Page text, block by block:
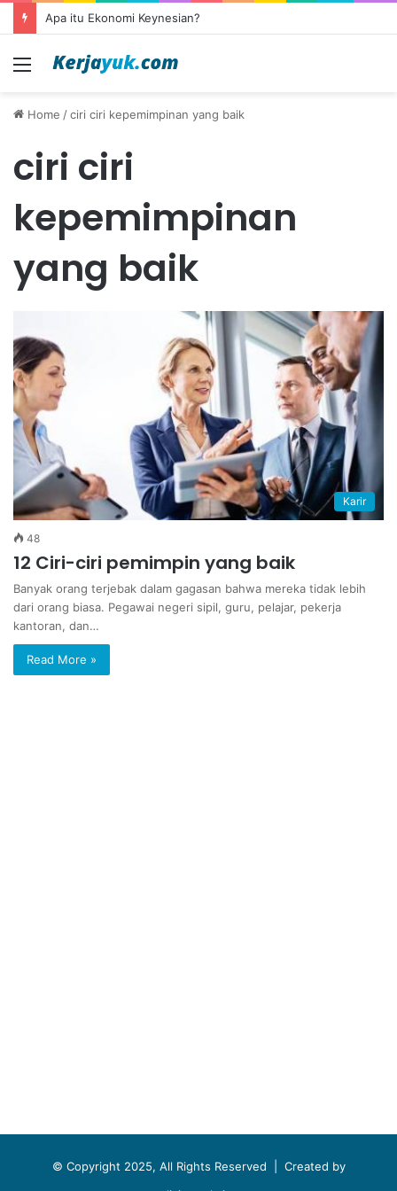
Apa itu Ekonomi Keynesian?
Menu
Home /ciri ciri kepemimpinan yang baik
ciri ciri
kepemimpinan
yang baik
Karir
48
12 Ciri-ciri pemimpin yang baik
Banyak orang terjebak dalam gagasan bahwa mereka tidak lebih
dari orang biasa. Pegawai negeri sipil, guru, pelajar, pekerja
kantoran, dan…
Read More »
© Copyright 2025, All Rights Reserved | Created by